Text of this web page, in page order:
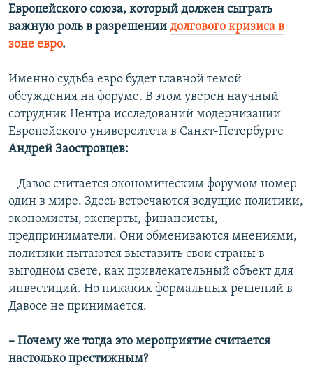
Европейского союза, который должен сыграть
важную роль в разрешении долгового кризиса в
зоне евро.
Именно судьба евро будет главной темой
обсуждения на форуме. В этом уверен научный
сотрудник Центра исследований модернизации
Европейского университета в Санкт-Петербурге
Андрей Заостровцев:
– Давос считается экономическим форумом номер
один в мире. Здесь встречаются ведущие политики,
экономисты, эксперты, финансисты,
предприниматели. Они обмениваются мнениями,
политики пытаются выставить свои страны в
выгодном свете, как привлекательный объект для
инвестиций. Но никаких формальных решений в
Давосе не принимается.
– Почему же тогда это мероприятие считается
настолько престижным?